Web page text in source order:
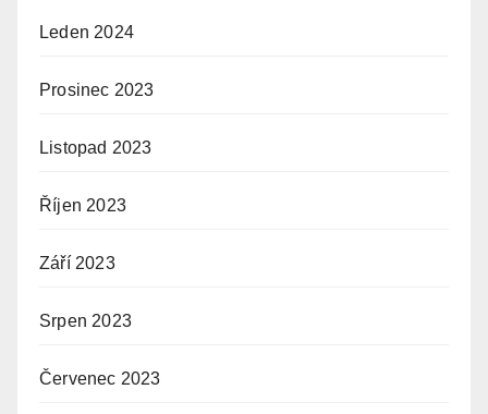
Leden 2024
Prosinec 2023
Listopad 2023
Říjen 2023
Září 2023
Srpen 2023
Červenec 2023